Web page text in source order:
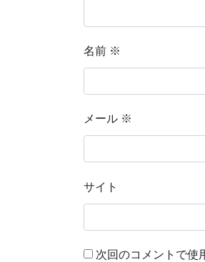
名前 ※
メール ※
サイト
次回のコメントで使